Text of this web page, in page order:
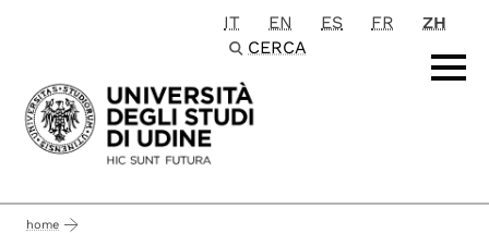
Passa al contenuto principale
IT EN ES FR
ZH
CERCA
home